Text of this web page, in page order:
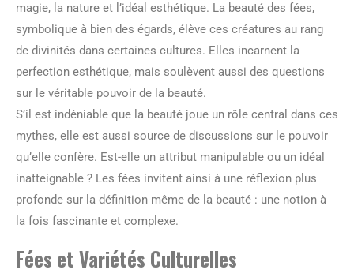
magie, la nature et l’idéal esthétique. La beauté des fées,
symbolique à bien des égards, élève ces créatures au rang
de divinités dans certaines cultures. Elles incarnent la
perfection esthétique, mais soulèvent aussi des questions
sur le véritable pouvoir de la beauté.
S’il est indéniable que la beauté joue un rôle central dans ces
mythes, elle est aussi source de discussions sur le pouvoir
qu’elle confère. Est-elle un attribut manipulable ou un idéal
inatteignable ? Les fées invitent ainsi à une réflexion plus
profonde sur la définition même de la beauté : une notion à
la fois fascinante et complexe.
Fées et Variétés Culturelles